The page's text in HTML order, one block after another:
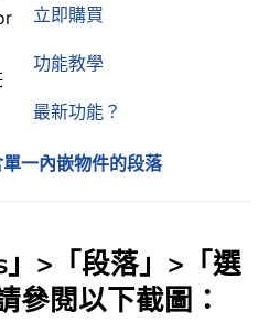
立即購買
功能教學
最新功能？
一內嵌物件的段落
>「段落」>「選
參閱以下截圖：